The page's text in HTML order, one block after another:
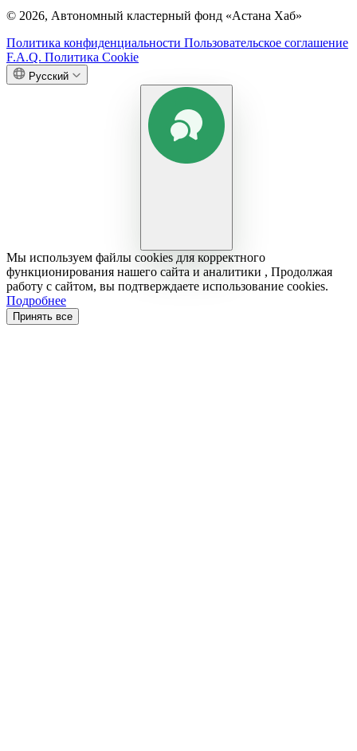
© 2026, Автономный кластерный фонд «Астана Хаб»
Политика конфиденциальности Пользовательское соглашение
F.A.Q. Политика Cookie
Русский
Мы используем файлы cookies для корректного
функционирования нашего сайта и аналитики , Продолжая
работу с сайтом, вы подтверждаете использование cookies.
Подробнее
Принять все